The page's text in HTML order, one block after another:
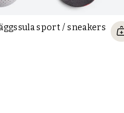
sport / sneakers